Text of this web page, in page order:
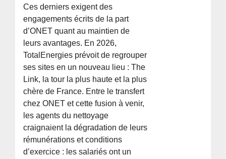
Ces derniers exigent des
engagements écrits de la part
d’ONET quant au maintien de
leurs avantages. En 2026,
TotalEnergies prévoit de regrouper
ses sites en un nouveau lieu : The
Link, la tour la plus haute et la plus
chère de France. Entre le transfert
chez ONET et cette fusion à venir,
les agents du nettoyage
craignaient la dégradation de leurs
rémunérations et conditions
d’exercice : les salariés ont un